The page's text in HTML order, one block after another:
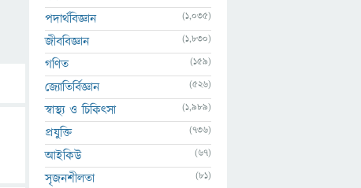
পদার্থবিজ্ঞান (1,035)
জীববিজ্ঞান (1,830)
গণিত (159)
জ্যোতির্বিজ্ঞান (526)
স্বাস্থ্য ও চিকিৎসা (1,989)
প্রযুক্তি (736)
আইকিউ (67)
সৃজনশীলতা (81)